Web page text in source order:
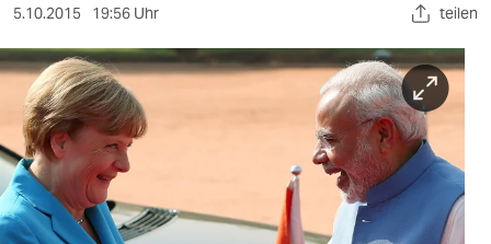
sport
berlin
nord
wahrheit
5.10.2015 19:56 Uhr teilen